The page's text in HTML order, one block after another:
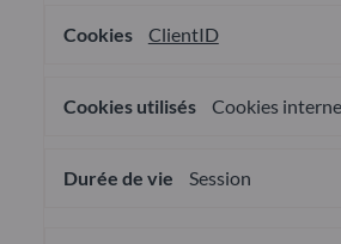
ClientID
Cookies
Session